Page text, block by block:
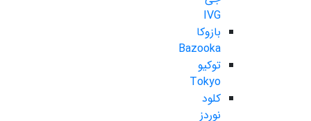
IVG
بازوکا
Bazooka
توکیو
Tokyo
کلود
نوردز